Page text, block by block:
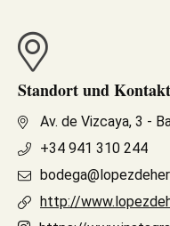
Standort und Kontakt
Av. de Vizcaya, 3 -
+34 941 310 244
http://